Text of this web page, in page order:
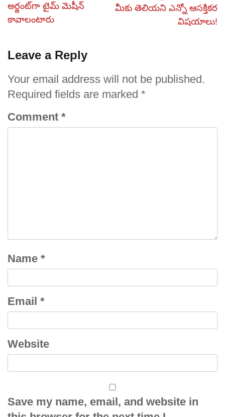
అర్జంట్‌గా టైమ్ మెషీన్
కావాలంటారు
మీకు తెలియని ఎన్నో ఆసక్తికర
విషయాలు!
Leave a Reply
Your email address will not be published.
Required fields are marked *
Comment *
Name *
Email *
Website
Save my name, email, and website in